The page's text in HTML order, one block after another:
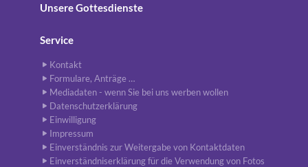
Unsere Gottesdienste
Service
Kontakt
Formulare, Anträge …
Mediadaten - wenn Sie bei uns werben wollen
Datenschutzerklärung
Einwilligung
Impressum
Einverständnis zur Weitergabe von Kontaktdaten
Einverständniserklärung für die Verwendung von Fotos